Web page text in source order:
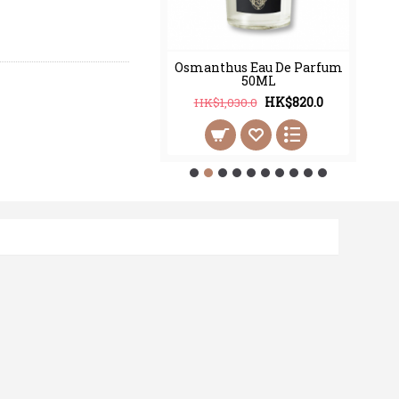
Eau De Parfum Osmanthus Eau De Parfum
50ML
HK$1,030.0 HK$820.0